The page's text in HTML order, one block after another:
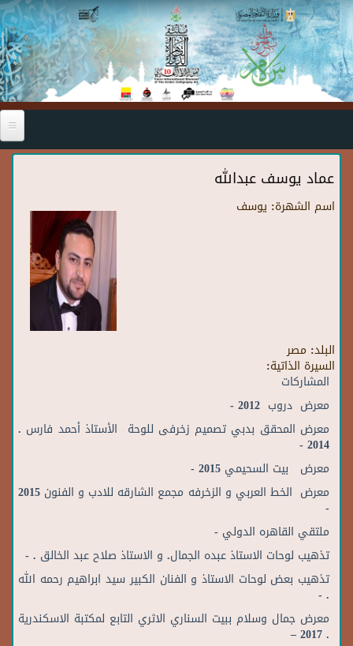
Skip to main content
عماد يوسف عبدالله
اسم الشهرة: يوسف
البلد: مصر
السيرة الذاتية:
المشاركات
معرض دروب 2012 -
معرض المحقق بدبي تصميم زخرفى للوحة الأستاذ أحمد فارس .
2014 -
معرض بيت السحيمي 2015 -
معرض الخط العربي و الزخرفه مجمع الشارقه للادب و الفنون 2015
-
ملتقي القاهره الدولي -
تذهيب لوحات الاستاذ عبده الجمال. و الاستاذ صلاح عبد الخالق . -
تذهيب بعض لوحات الاستاذ و الفنان الكبير سيد ابراهيم رحمه الله
. -
معرض جمال وسلام ببيت السناري الاثري التابع لمكتبة الاسكندرية
. 2017 –